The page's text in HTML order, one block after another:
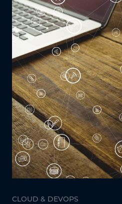
CLOUD & DEVOPS